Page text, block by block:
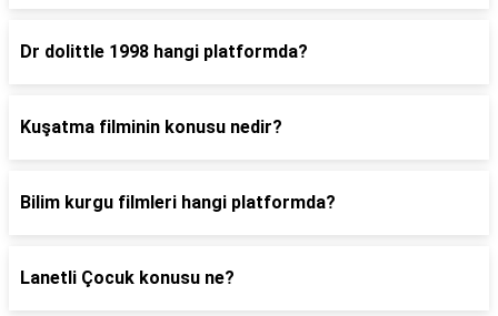
Dr dolittle 1998 hangi platformda?
Kuşatma filminin konusu nedir?
Bilim kurgu filmleri hangi platformda?
Lanetli Çocuk konusu ne?